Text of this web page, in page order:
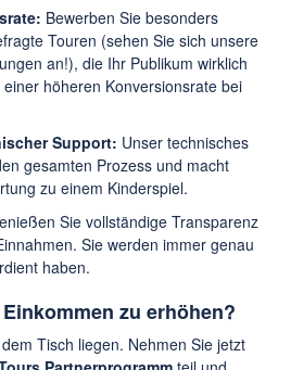
Bewerben Sie besonders
Touren (sehen Sie sich unsere
an!), die Ihr Publikum wirklich
höheren Konversionsrate bei
Support: Unser technisches
gesamten Prozess und macht
zu einem Kinderspiel.
Sie vollständige Transparenz
Sie werden immer genau
haben.
zu erhöhen?
Tisch liegen. Nehmen Sie jetzt